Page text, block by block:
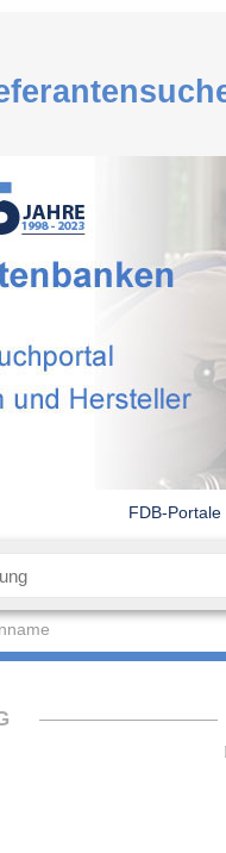
FDB-Portale